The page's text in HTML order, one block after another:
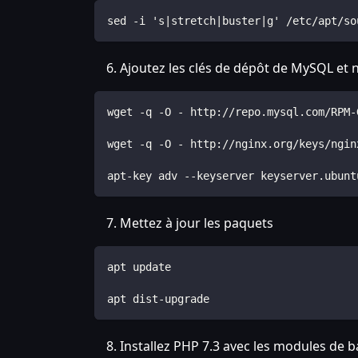
sed -i 's|stretch|buster|g' /etc/apt/
Ajoutez les clés de dépôt de MySQL et
wget -q -O - http://repo.mysql.com/
wget -q -O - http://nginx.org/keys/
apt-key adv --keyserver
Mettez à jour les paquets
apt update
apt dist-upgrade
Installez PHP 7.3 avec les modules de